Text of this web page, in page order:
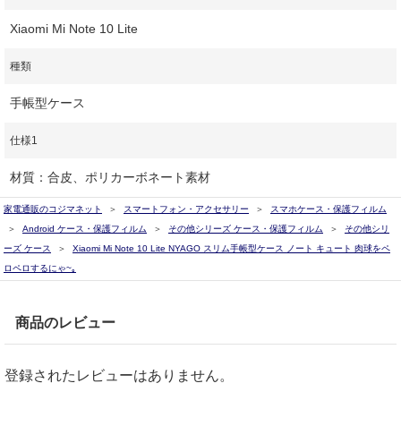
Xiaomi Mi Note 10 Lite
種類
手帳型ケース
仕様1
材質：合皮、ポリカーボネート素材
家電通販のコジマネット スマートフォン・アクセサリー
スマホケース・保護フィルム
Android ケース・保護フィルム
その他シリーズ ケース・保護フィルム
その他シリ
ーズ ケース
Xiaomi Mi Note 10 Lite NYAGO スリム手帳型ケース ノート キュート 肉球をペ
ロペロするにゃ~｡
商品のレビュー
登録されたレビューはありません。